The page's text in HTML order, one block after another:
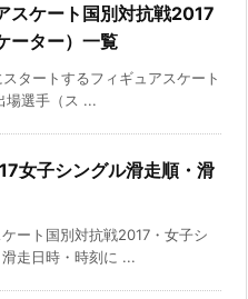
スケート国別対抗戦2017
ーター）一覧
タートするフィギュアスケート
場選手（ス ...
女子シングル滑走順・滑
ート国別対抗戦2017・女子シ
走日時・時刻に ...